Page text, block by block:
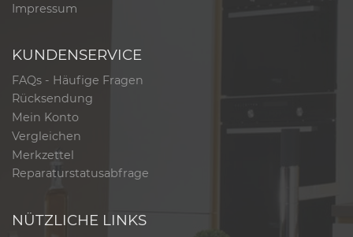
Impressum
KUNDENSERVICE
FAQs - Häufige Fragen
Rücksendung
Mein Konto
Vergleichen
Merkzettel
Reparaturstatusabfrage
NÜTZLICHE LINKS